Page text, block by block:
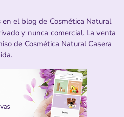
el blog de Cosmética Natural
y nunca comercial. La venta
de Cosmética Natural Casera